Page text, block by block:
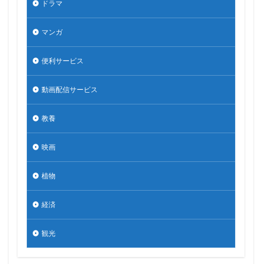
ドラマ
マンガ
便利サービス
動画配信サービス
教養
映画
植物
経済
観光